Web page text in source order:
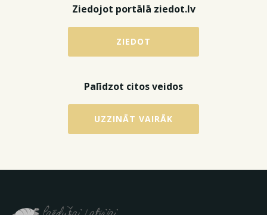
Ziedojot portālā ziedot.lv
ZIEDOT
Palīdzot citos veidos
UZZINĀT VAIRĀK